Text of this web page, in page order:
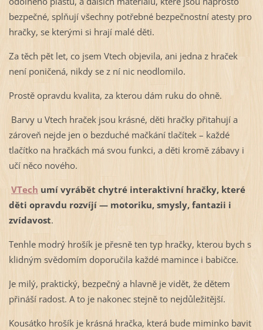
bezpečné, splňují všechny potřebné bezpečnostní atesty pro
hračky, se kterými si hrají malé děti.
Za těch pět let, co jsem Vtech objevila, ani jedna z hraček
není poničená, nikdy se z ní nic neodlomilo.
Prostě opravdu kvalita, za kterou dám ruku do ohně.
Barvy u Vtech hraček jsou krásné, děti hračky přitahují a
zároveň nejde jen o bezduché mačkání tlačítek – každé
tlačítko na hračkách má svou funkci, a děti kromě zábavy i
učí něco nového.
VTech umí vyrábět chytré interaktivní hračky, které
děti opravdu rozvíjí — motoriku, smysly, fantazii i
zvídavost.
Tenhle modrý hrošík je přesně ten typ hračky, kterou bych s
klidným svědomím doporučila každé mamince i babičce.
Je milý, praktický, bezpečný a hlavně je vidět, že dětem
přináší radost. A to je nakonec stejně to nejdůležitější.
Kousátko hrošík je krásná hračka, která bude miminko bavit